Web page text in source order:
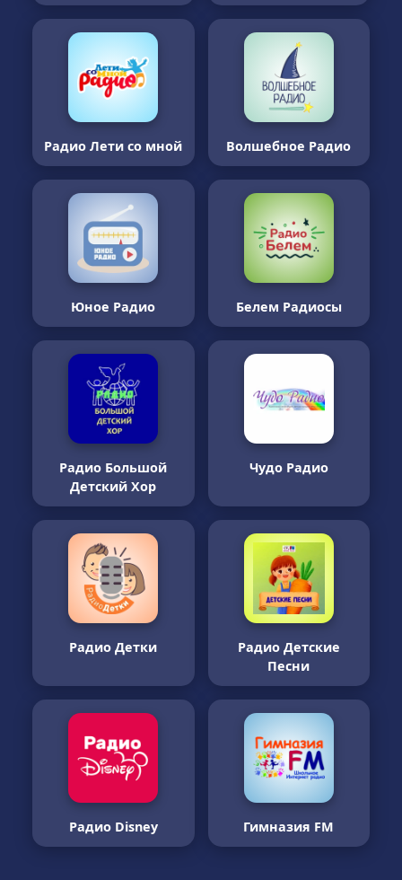
Радио Лети со мной Волшебное Радио
Юное Радио Белем Радиосы
Радио Большой
Детский Хор
Чудо Радио
Радио Детки
Радио Детские
Песни
Радио Disney Гимназия FM